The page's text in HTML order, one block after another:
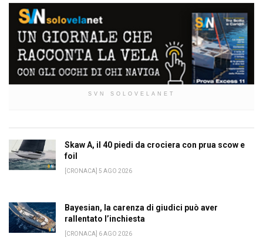
SVN SOLOVELANET
Skaw A, il 40 piedi da crociera con prua scow e
foil
[CRONACA] 5 AGO 2026
Bayesian, la carenza di giudici può aver
rallentato l’inchiesta
[CRONACA] 6 AGO 2026